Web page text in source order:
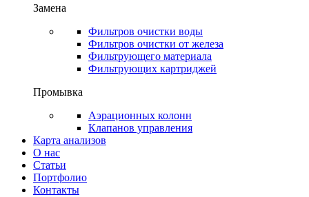
Замена
Фильтров очистки воды
Фильтров очистки от железа
Фильтрующего материала
Фильтрующих картриджей
Промывка
Аэрационных колонн
Клапанов управления
Карта анализов
О нас
Статьи
Портфолио
Контакты